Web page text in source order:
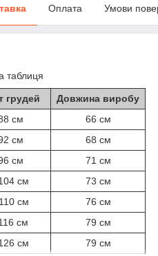
Оплата Умови
таблиця
грудей
Довжина виробу
см
66 см
см
68 см
см
71 см
см
73 см
см
76 см
см
79 см
см 79 см